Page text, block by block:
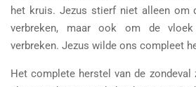
het kruis. Jezus stierf niet alleen om
verbreken, maar ook om de
verbreken. Jezus wilde ons compleet
Het complete herstel van de